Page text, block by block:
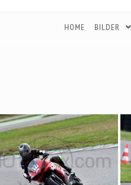
HOME BILDER